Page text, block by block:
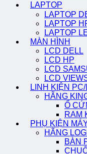
LAPTOP
LAPTOP
LAPTOP
LAPTOP
MÀN HÌNH
LCD DELL
LCD HP
LCD
LCD
LINH KIỆN
HÃNG
Ổ
RAM
PHỤ KIỆN
HÃNG
BÀN